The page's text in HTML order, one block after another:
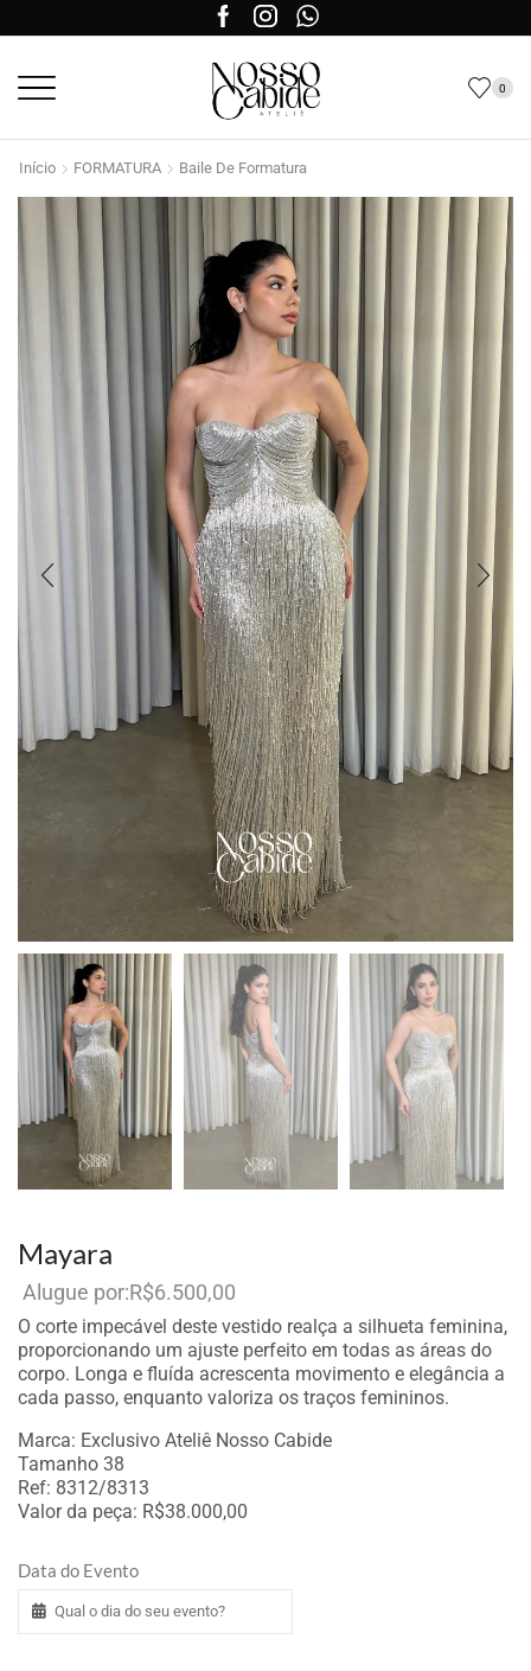
0
Início FORMATURA Baile De Formatura
Mayara
R$6.500,00
O corte impecável deste vestido realça a silhueta feminina,
proporcionando um ajuste perfeito em todas as áreas do
corpo. Longa e fluída acrescenta movimento e elegância a
cada passo, enquanto valoriza os traços femininos.
Marca: Exclusivo Ateliê Nosso Cabide
Tamanho 38
Ref: 8312/8313
Valor da peça: R$38.000,00
Data do Evento